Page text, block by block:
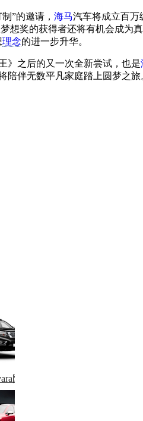
”的邀请， 海马汽车将成立百万
想奖的获得者还将有机会成为
理念的进一步升华。
》之后的又一次全新尝试，也是
陪伴无数平凡家庭踏上圆梦之旅
限量